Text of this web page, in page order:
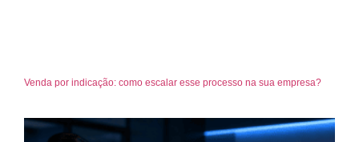
Venda por indicação: como escalar esse processo na sua empresa?